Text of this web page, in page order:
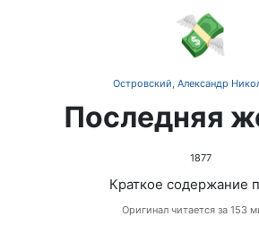
💸
Островский, Александр
Последняя
1877
Краткое содержание
Оригинал читается за 153